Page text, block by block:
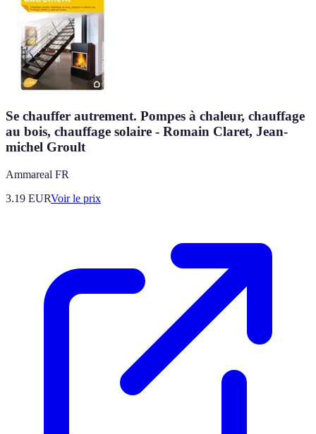
Se chauffer autrement. Pompes à chaleur, chauffage
au bois, chauffage solaire - Romain Claret, Jean-
michel Groult
Ammareal FR
3.19 EURVoir le prix